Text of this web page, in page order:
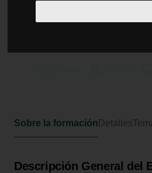
Sobre la formación Detalles
Descripción General del